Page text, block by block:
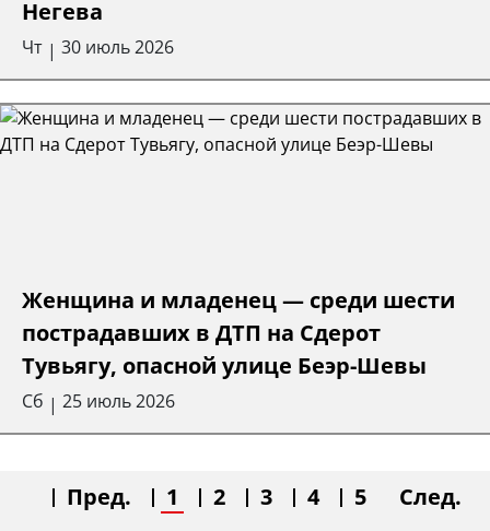
Негева
Чт | 30 июль 2026
Женщина и младенец — среди шести
пострадавших в ДТП на Сдерот
Тувьягу, опасной улице Беэр-Шевы
Сб | 25 июль 2026
Пред. 1 2 3 4 5 След.